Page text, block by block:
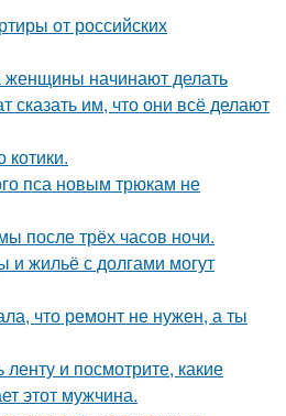
от российских
женщины начинают делать
им, что они всё делают
котики.
пса новым трюкам не
после трёх часов ночи.
и жильё с долгами могут
что ремонт не нужен, а ты
ленту и посмотрите, какие
этот мужчина.